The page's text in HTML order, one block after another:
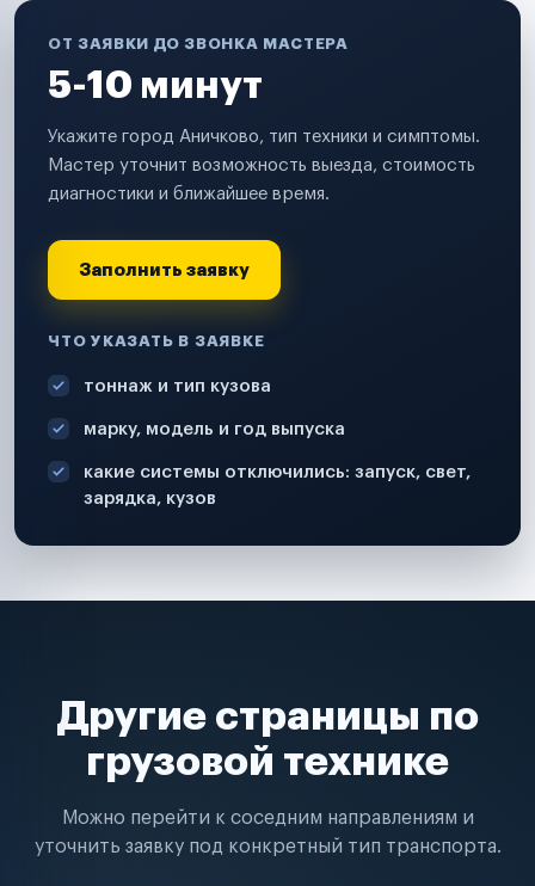
ОТ ЗАЯВКИ ДО ЗВОНКА МАСТЕРА
5-10 минут
Укажите город Аничково, тип техники и симптомы.
Мастер уточнит возможность выезда, стоимость
диагностики и ближайшее время.
Заполнить заявку
ЧТО УКАЗАТЬ В ЗАЯВКЕ
тоннаж и тип кузова
марку, модель и год выпуска
какие системы отключились: запуск, свет,
зарядка, кузов
Другие страницы по
грузовой технике
Можно перейти к соседним направлениям и
уточнить заявку под конкретный тип транспорта.